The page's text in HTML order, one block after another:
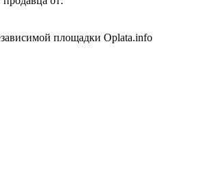
площадки Oplata.info